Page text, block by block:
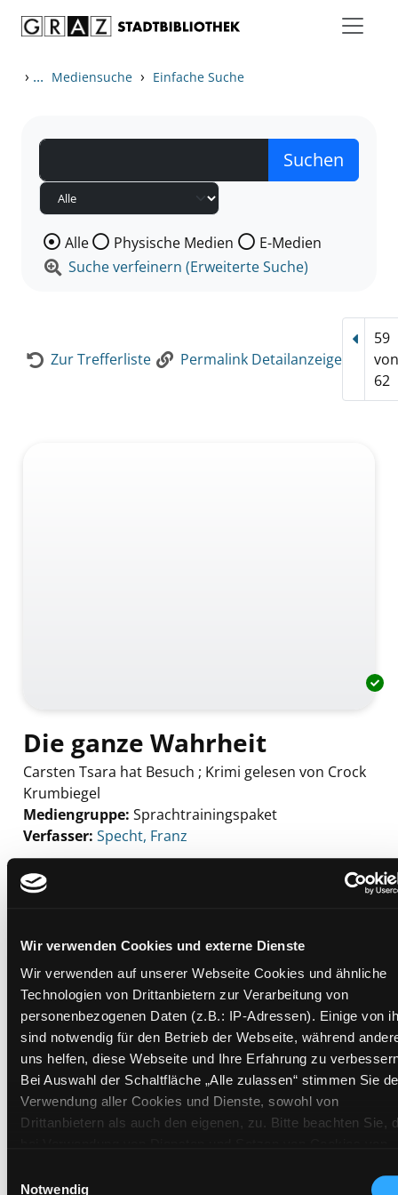
Wir verwenden Cookies und externe Dienste
Wir verwenden auf unserer Webseite Cookies und ähnliche
Technologien von Drittanbietern zur Verarbeitung von
personenbezogenen Daten (z.B.: IP-Adressen). Einige von
sind notwendig für den Betrieb der Webseite, während
uns helfen, diese Webseite und Ihre Erfahrung zu
Bei Auswahl der Schaltfläche „Alle zulassen“ stimmen Sie
Verwendung aller Cookies und Dienste, sowohl von
Drittanbietern als auch den eigenen, zu. Bitte beachten Sie,
(Länder außerhalb des EWR ohne adäquates
Notwendig
› ... Mediensuche › Einfache Suche
Wählen Sie die Medienart nach der Sie suchen wollen.
Alle Physische Medien
E-Medien
Suche verfeinern (Erweiterte Suche)
Zur Trefferliste Permalink Detailanzeige
59
von
62
Die ganze Wahrheit
Carsten Tsara hat Besuch ; Krimi gelesen von Crock
Krumbiegel
Mediengruppe: Sprachtrainingspaket
Verfasser: Suche nach diesem Verfasser
Specht, Franz
Beschreibung ein-/ausblenden
Exemplare
Zweigstelle:Zanklhof
Signatur:TD.DR.D GAN
Standort 2: Ausleihe
Status: Verfügbar
Frist: